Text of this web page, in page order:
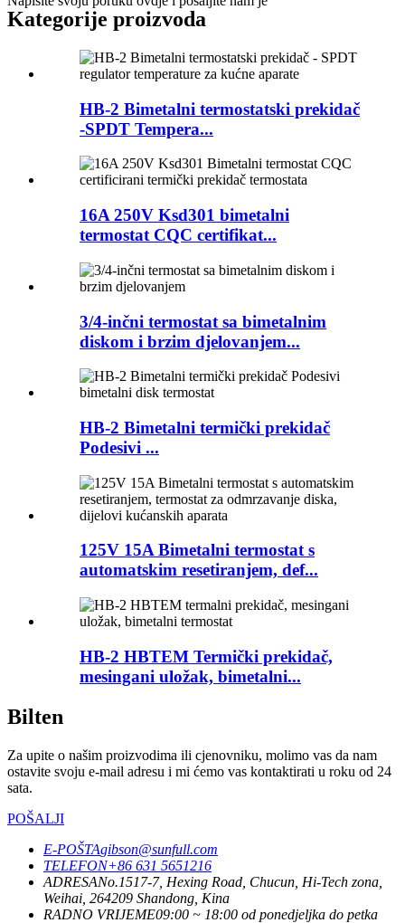
Kategorije proizvoda
HB-2 Bimetalni termostatski prekidač
-SPDT Tempera...
16A 250V Ksd301 bimetalni
termostat CQC certifikat...
3/4-inčni termostat sa bimetalnim
diskom i brzim djelovanjem...
HB-2 Bimetalni termički prekidač
Podesivi ...
125V 15A Bimetalni termostat s
automatskim resetiranjem, def...
HB-2 HBTEM Termički prekidač,
mesingani uložak, bimetalni...
Bilten
Za upite o našim proizvodima ili cjenovniku, molimo vas da nam
ostavite svoju e-mail adresu i mi ćemo vas kontaktirati u roku od 24
sata.
POŠALJI
E-POŠTAgibson@sunfull.com
TELEFON+86 631 5651216
ADRESANo.1517-7, Hexing Road, Chucun, Hi-Tech zona,
Weihai, 264209 Shandong, Kina
RADNO VRIJEME09:00 ~ 18:00 od ponedjeljka do petka